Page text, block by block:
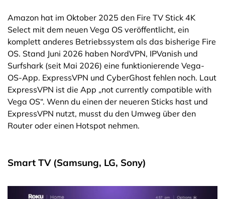
Amazon hat im Oktober 2025 den Fire TV Stick 4K
Select mit dem neuen Vega OS veröffentlicht, ein
komplett anderes Betriebssystem als das bisherige Fire
OS. Stand Juni 2026 haben NordVPN, IPVanish und
Surfshark (seit Mai 2026) eine funktionierende Vega-
OS-App. ExpressVPN und CyberGhost fehlen noch. Laut
ExpressVPN ist die App „not currently compatible with
Vega OS“. Wenn du einen der neueren Sticks hast und
ExpressVPN nutzt, musst du den Umweg über den
Router oder einen Hotspot nehmen.
Smart TV (Samsung, LG, Sony)